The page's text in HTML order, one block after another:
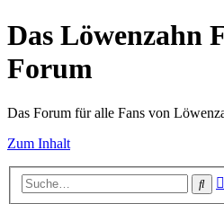
Das Löwenzahn
Forum
Das Forum für alle Fans von
Zum Inhalt